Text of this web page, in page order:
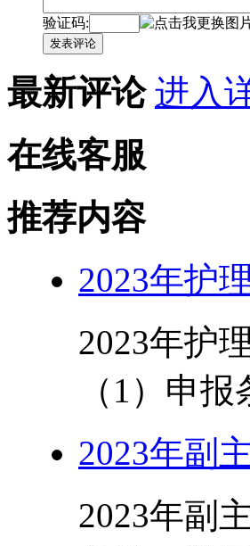
验证码:
发表评论
最新评论 进入
在线客服
推荐内容
2023年护
2023年护
（1）申
2023年副
2023年副